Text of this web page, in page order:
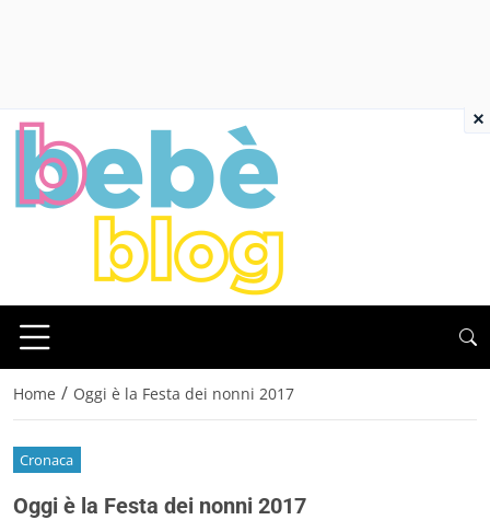
Home / Oggi è la Festa dei nonni 2017
Cronaca
Oggi è la Festa dei nonni 2017
×